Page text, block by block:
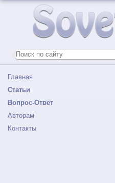
Главная
Статьи
Вопрос-Ответ
Авторам
Контакты